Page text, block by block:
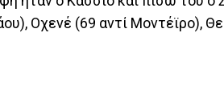
Οχενέ (69 αντί Μοντέϊρο),